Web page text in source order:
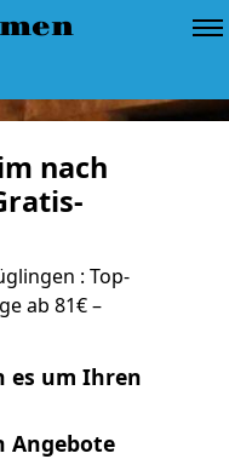
nach
: Top-
ab 81€ –
es um Ihren
Angebote